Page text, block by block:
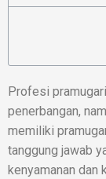
Profesi
penerbangan,
memiliki
tanggung jawab
kenyamanan dan